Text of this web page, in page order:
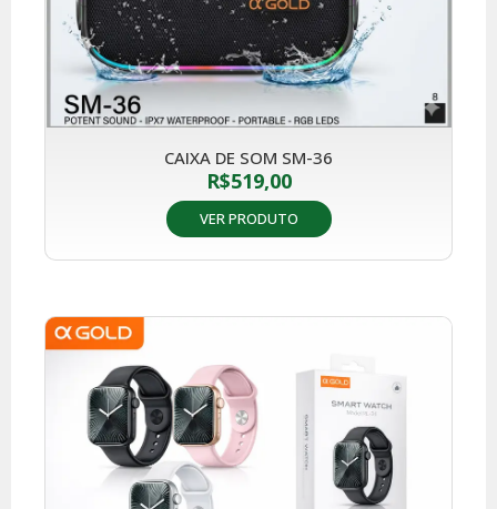
CAIXA DE SOM SM-36
R$519,00
VER PRODUTO